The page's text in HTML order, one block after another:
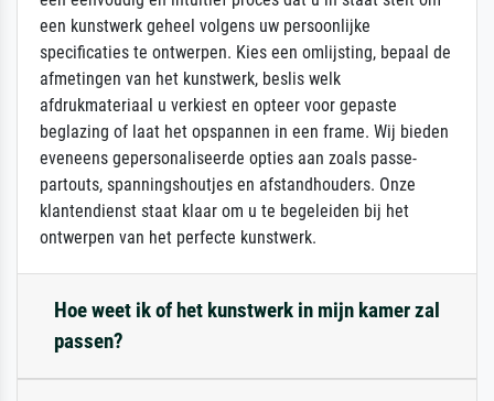
een kunstwerk geheel volgens uw persoonlijke
specificaties te ontwerpen. Kies een omlijsting, bepaal de
afmetingen van het kunstwerk, beslis welk
afdrukmateriaal u verkiest en opteer voor gepaste
beglazing of laat het opspannen in een frame. Wij bieden
eveneens gepersonaliseerde opties aan zoals passe-
partouts, spanningshoutjes en afstandhouders. Onze
klantendienst staat klaar om u te begeleiden bij het
ontwerpen van het perfecte kunstwerk.
Hoe weet ik of het kunstwerk in mijn kamer zal
passen?